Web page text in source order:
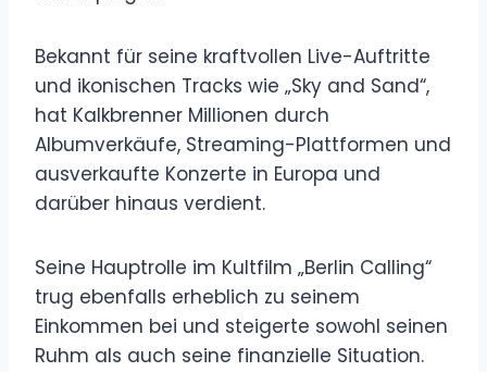
Bekannt für seine kraftvollen Live-Auftritte
und ikonischen Tracks wie „Sky and Sand“,
hat Kalkbrenner Millionen durch
Albumverkäufe, Streaming-Plattformen und
ausverkaufte Konzerte in Europa und
darüber hinaus verdient.
Seine Hauptrolle im Kultfilm „Berlin Calling“
trug ebenfalls erheblich zu seinem
Einkommen bei und steigerte sowohl seinen
Ruhm als auch seine finanzielle Situation.